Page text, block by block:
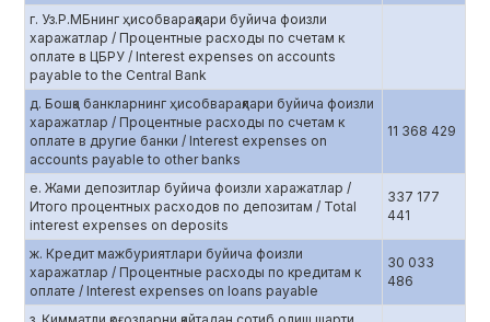
г. Уз.Р.МБнинг ҳисобварақлари буйича фоизли
харажатлар / Процентные расходы по счетам к
оплате в ЦБРУ / Interest expenses on accounts
payable to the Central Bank
д. Бошқа банкларнинг ҳисобварақлари буйича фоизли
харажатлар / Процентные расходы по счетам к
оплате в другие банки / Interest expenses on
accounts payable to other banks
11 368 429
е. Жами депозитлар буйича фоизли харажатлар /
Итого процентных расходов по депозитам / Total
interest expenses on deposits
337 177
441
ж. Кредит мажбуриятлари буйича фоизли
харажатлар / Процентные расходы по кредитам к
оплате / Interest expenses on loans payable
30 033
486